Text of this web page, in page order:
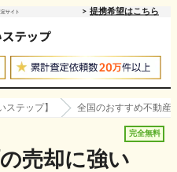
サイト 提携希望はこちら
テップ】 全国のおすすめ不動産
完全無料
の売却に強い